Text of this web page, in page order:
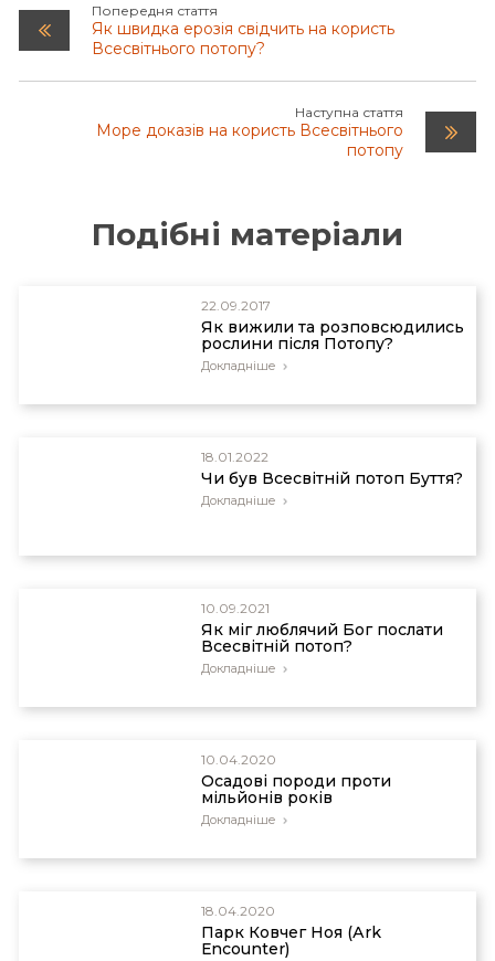
Попередня стаття
Як швидка ерозія свідчить на користь
Всесвітнього потопу?
Наступна стаття
Море доказів на користь Всесвітнього
потопу
Подібні матеріали
22.09.2017
Як вижили та розповсюдились
рослини після Потопу?
Докладніше
18.01.2022
Чи був Всесвітній потоп Буття?
Докладніше
10.09.2021
Як міг люблячий Бог послати
Всесвітній потоп?
Докладніше
10.04.2020
Осадові породи проти
мільйонів років
Докладніше
18.04.2020
Парк Ковчег Ноя (Аrk
Еncounter)